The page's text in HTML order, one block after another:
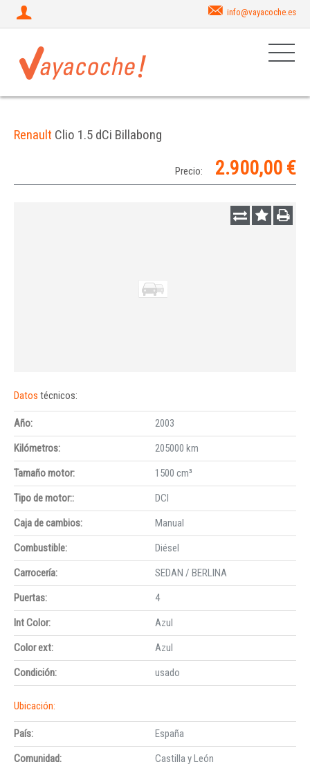
info@vayacoche.es
Renault Clio 1.5 dCi Billabong
Precio: 2.900,00 €
Datos técnicos:
Año:
2003
Kilómetros:
205000 km
Tamaño motor:
1500 cm³
Tipo de motor::
DCI
Caja de cambios:
Manual
Combustible:
Diésel
Carrocería:
SEDAN / BERLINA
Puertas:
4
Int Color:
Azul
Color ext:
Azul
Condición:
usado
Ubicación:
País:
España
Comunidad:
Castilla y León